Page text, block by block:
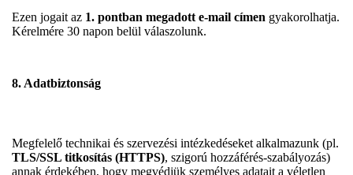
Ezen jogait az 1. pontban megadott e-mail címen gyakorolhatja.
Kérelmére 30 napon belül válaszolunk.
8. Adatbiztonság
Megfelelő technikai és szervezési intézkedéseket alkalmazunk (pl.
TLS/SSL titkosítás (HTTPS), szigorú hozzáférés-szabályozás)
annak érdekében, hogy megvédjük személyes adatait a véletlen